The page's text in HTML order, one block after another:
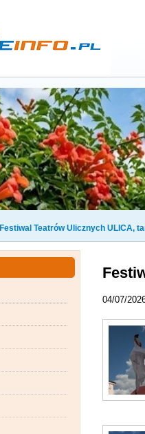
Festiwal Teatrów Ulicznych ULICA,
04/07/